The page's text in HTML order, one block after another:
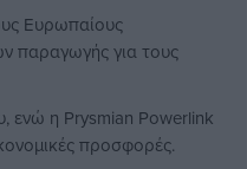
Ευρωπαίους
παραγωγής για τους
ενώ η Prysmian Powerlink
προσφορές.